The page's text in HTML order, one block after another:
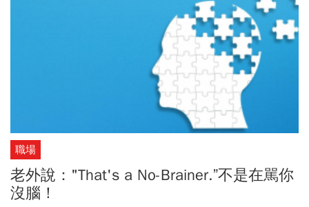
職場
老外說："That's a No-Brainer.”不是在駡你
沒腦！